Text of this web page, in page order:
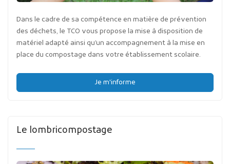
Dans le cadre de sa compétence en matière de prévention
des déchets, le TCO vous propose la mise à disposition de
matériel adapté ainsi qu’un accompagnement à la mise en
place du compostage dans votre établissement scolaire.
Je m'informe
Le lombricompostage